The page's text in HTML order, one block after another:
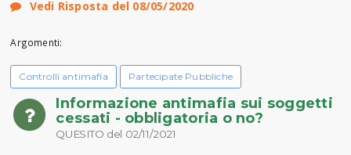
Vedi Risposta del 08/05/2020
Argomenti:
Controlli antimafia Partecipate Pubbliche
Informazione antimafia sui soggetti
cessati - obbligatoria o no?
QUESITO del 02/11/2021